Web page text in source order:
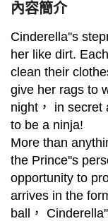
內容簡介
Cinderella''s
her like dirt.
clean their
give her rags to
night， in secret
to be a ninja!
More than
the Prince''s
opportunity to
arrives in the
ball，